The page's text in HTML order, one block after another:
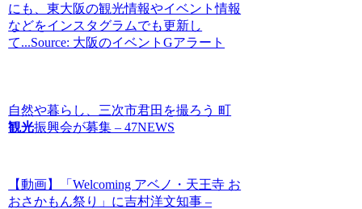
にも、東大阪の観光情報やイベント情報
などをインスタグラムでも更新し
て...Source: 大阪のイベントGアラート
自然や暮らし、三次市君田を撮ろう 町
観光振興会が募集 – 47NEWS
【動画】「Welcoming アベノ・天王寺 お
おさかもん祭り」に吉村洋文知事 –